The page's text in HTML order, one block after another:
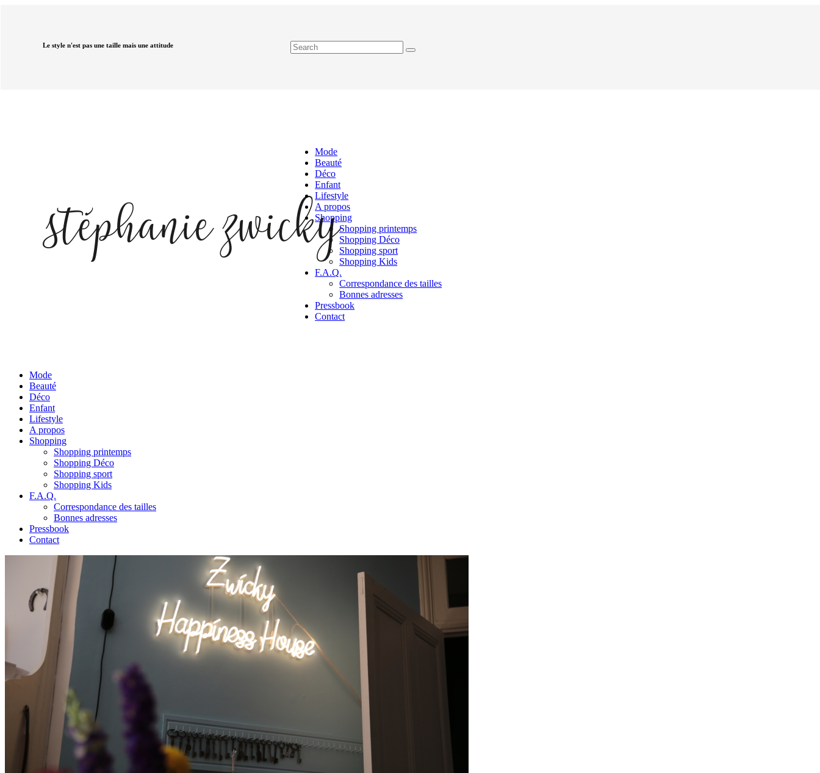
Le style n'est pas une taille mais une attitude
Mode
Beauté
Déco
Enfant
Lifestyle
A propos
Shopping
Shopping printemps
Shopping Déco
Shopping sport
Shopping Kids
F.A.Q.
Correspondance des tailles
Bonnes adresses
Pressbook
Contact
Mode
Beauté
Déco
Enfant
Lifestyle
A propos
Shopping
Shopping printemps
Shopping Déco
Shopping sport
Shopping Kids
F.A.Q.
Correspondance des tailles
Bonnes adresses
Pressbook
Contact